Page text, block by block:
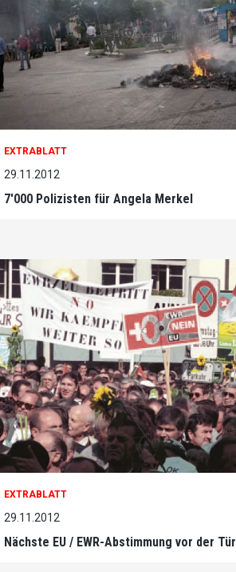
EXTRABLATT
29.11.2012
7'000 Polizisten für Angela Merkel
EXTRABLATT
29.11.2012
Nächste EU / EWR-Abstimmung vor der Tür